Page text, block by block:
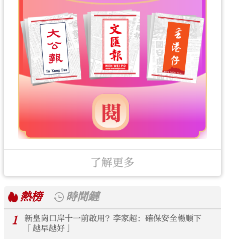
了解更多
熱榜
時間鏈
1
新皇崗口岸十一前啟用？李家超：確保安全暢順下
「越早越好」